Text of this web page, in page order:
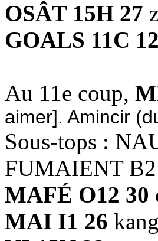
OSÂT 15H 27
GOALS 11C 12
Au 11e coup,
aimer]. Amincir
Sous-tops :
FUMAIENT
MAFÉ O12 30
MAI I1 26